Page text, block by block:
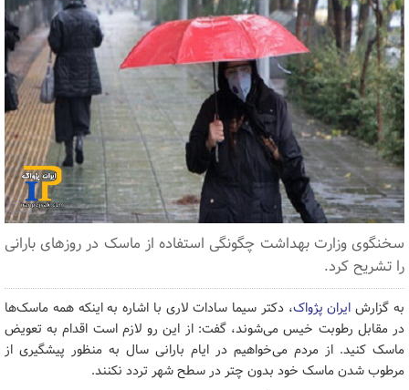
سخنگوی وزارت بهداشت چگونگی استفاده از ماسک در روزهای بارانی
را تشریح کرد.
به گزارش ایران پژواک، دکتر سیما سادات لاری با اشاره به اینکه همه ماسک‌ها
در مقابل رطوبت خیس می‌شوند، گفت: از این رو لازم است اقدام به تعویض
ماسک کنید. از مردم می‌خواهیم در ایام بارانی سال به منظور پیشگیری از
مرطوب شدن ماسک خود بدون چتر در سطح شهر تردد نکنند.